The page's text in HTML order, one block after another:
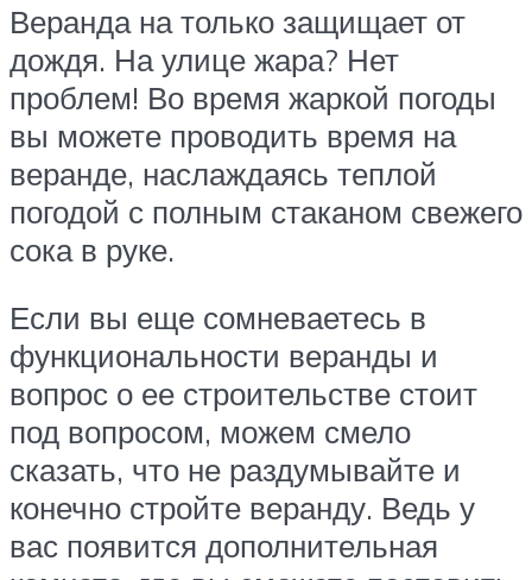
Веранда на только защищает от
дождя. На улице жара? Нет
проблем! Во время жаркой погоды
вы можете проводить время на
веранде, наслаждаясь теплой
погодой с полным стаканом свежего
сока в руке.
Если вы еще сомневаетесь в
функциональности веранды и
вопрос о ее строительстве стоит
под вопросом, можем смело
сказать, что не раздумывайте и
конечно стройте веранду. Ведь у
вас появится дополнительная